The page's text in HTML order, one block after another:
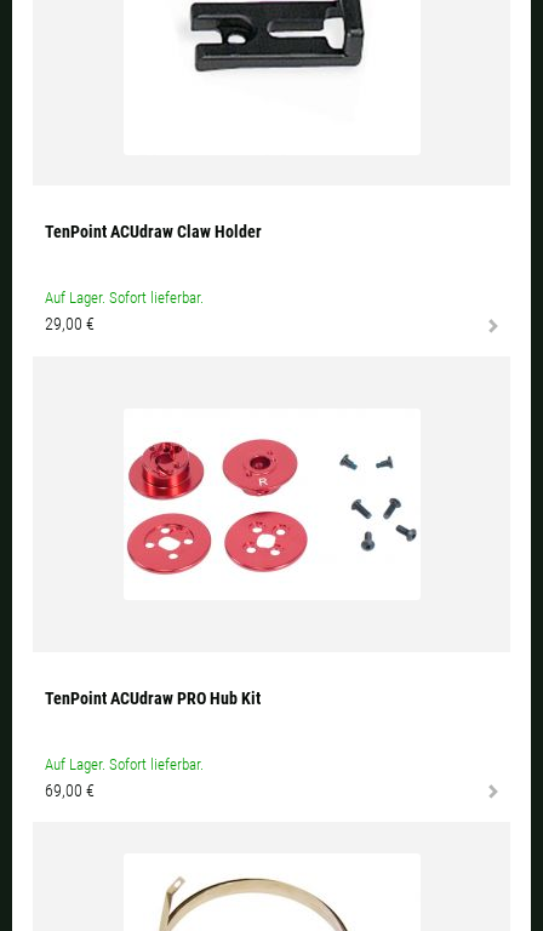
TenPoint ACUdraw Claw Holder
Auf Lager. Sofort lieferbar.
29,00 €
TenPoint ACUdraw PRO Hub Kit
Auf Lager. Sofort lieferbar.
69,00 €